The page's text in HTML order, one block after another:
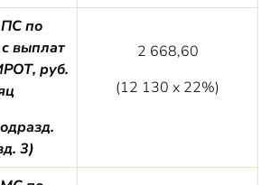
по
выплат
руб.
3)
2 668,60
(12 130 х 22%)